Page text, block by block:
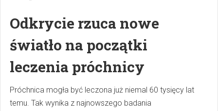
Odkrycie rzuca nowe
światło na początki
leczenia próchnicy
Próchnica mogła być leczona już niemal 60 tysięcy lat
temu. Tak wynika z najnowszego badania